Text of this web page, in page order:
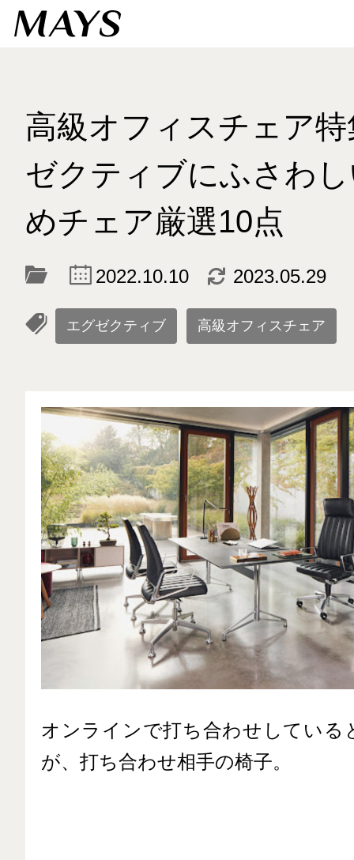
高級オフィスチェア
ゼクティブにふさわ
めチェア厳選10点
c d 2022.10.10 2023.05.29
l エグゼクティブ 高級オフィスチェア
オンラインで打ち合わせしている
が、打ち合わせ相手の椅子。